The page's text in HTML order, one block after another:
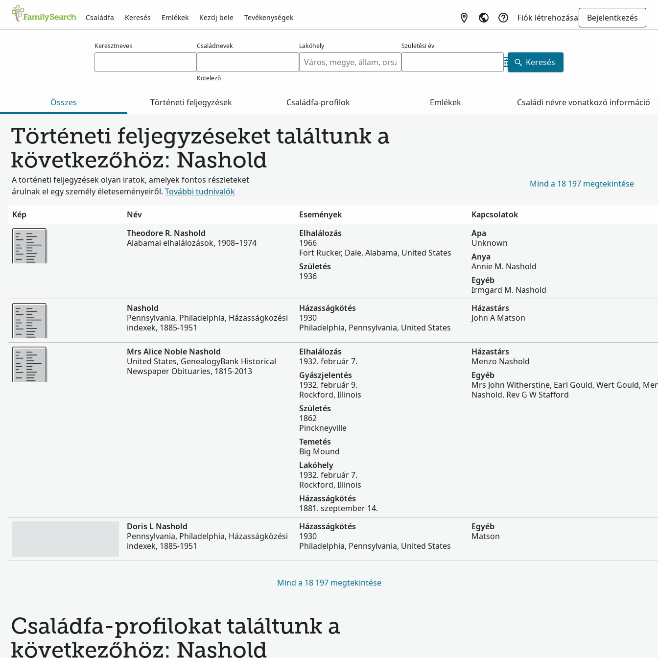
Családfa Keresés Emlékek Kezdj bele Tevékenységek Fiók létrehozása
Bejelentkezés
Keresztnevek Családnevek
Kötelező
Lakóhely Születési év
Keresés
Összes Történeti feljegyzések Családfa-profilok Emlékek Családi névre vonatkozó információ
Történeti feljegyzéseket találtunk a
következőhöz: Nashold
A történeti feljegyzések olyan iratok, amelyek fontos részleteket
árulnak el egy személy életeseményeiről. További tudnivalók
Mind a 18 197 megtekintése
Kép Név Események
Kapcsolatok
Több
Theodore R. Nashold
Alabamai elhalálozások, 1908–1974
Elhalálozás
1966
Fort Rucker, Dale, Alabama, United States
Születés
1936
Apa
Unknown
Anya
Annie M. Nashold
Egyéb
Irmgard M. Nashold
Több
Nashold
Pennsylvania, Philadelphia, Házasságközési
indexek, 1885-1951
Házasságkötés
1930
Philadelphia, Pennsylvania, United States
Házastárs
John A Matson
Több
Mrs Alice Noble Nashold
United States, GenealogyBank Historical
Newspaper Obituaries, 1815-2013
Elhalálozás
1932. február 7.
Gyászjelentés
1932. február 9.
Rockford, Illinois
Születés
1862
Pinckneyville
Temetés
Big Mound
Lakóhely
1932. február 7.
Rockford, Illinois
Házasságkötés
1881. szeptember 14.
Házastárs
Menzo Nashold
Egyéb
Mrs John Witherstine, Earl Gould, Wert Gould,
Nashold, Rev G W Stafford
Doris L Nashold
Pennsylvania, Philadelphia, Házasságközési
indexek, 1885-1951
Házasságkötés
1930
Philadelphia, Pennsylvania, United States
Egyéb
Matson
Mind a 18 197 megtekintése
Családfa-profilokat találtunk a
következőhöz: Nashold